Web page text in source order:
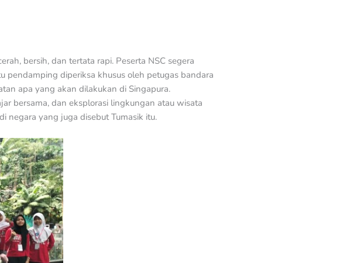
bersih, dan tertata rapi. Peserta NSC segera
pendamping diperiksa khusus oleh petugas bandara
apa yang akan dilakukan di Singapura.
bersama, dan eksplorasi lingkungan atau wisata
negara yang juga disebut Tumasik itu.